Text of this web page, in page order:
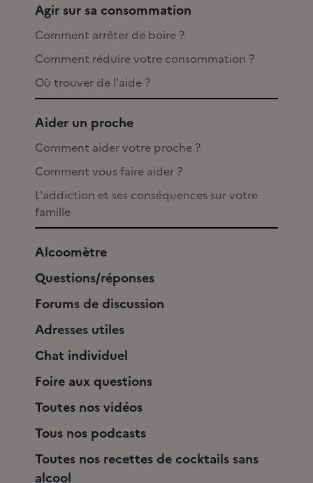
Agir sur sa consommation
Comment arrêter de boire ?
Comment réduire votre consommation ?
Où trouver de l'aide ?
Aider un proche
Comment aider votre proche ?
Comment vous faire aider ?
L'addiction et ses conséquences sur votre
famille
Alcoomètre
Questions/réponses
Forums de discussion
Adresses utiles
Chat individuel
Foire aux questions
Toutes nos vidéos
Tous nos podcasts
Toutes nos recettes de cocktails sans
alcool